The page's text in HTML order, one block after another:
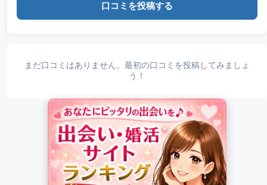
口コミを投稿する
まだ口コミはありません。最初の口コミを投稿してみましょ
う！